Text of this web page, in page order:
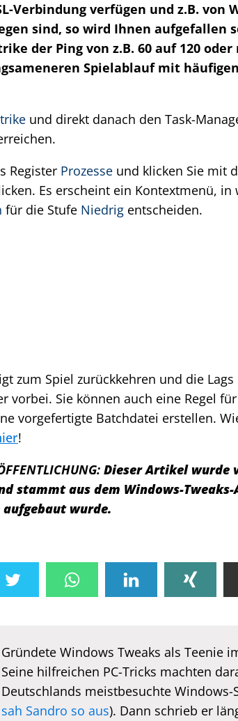
Verbindung verfügen und z.B. von
sind, so wird Ihnen aufgefallen
der Ping von z.B. 60 auf 120
Spielablauf mit
und direkt danach den Task-
Register Prozesse und klicken Sie mit
Es erscheint ein Kontextmenü, in
für die Stufe Niedrig entscheiden.
zum Spiel zurückkehren und die
vorbei. Sie können auch eine Regel
vorgefertigte Batchdatei erstellen.
!
Dieser Artikel wurde
stammt aus dem Windows-
aufgebaut wurde.
Gründete Windows Tweaks als Teenie
Seine hilfreichen PC-Tricks machten
Deutschlands meistbesuchte Windows-
sah Sandro so aus). Dann schrieb er